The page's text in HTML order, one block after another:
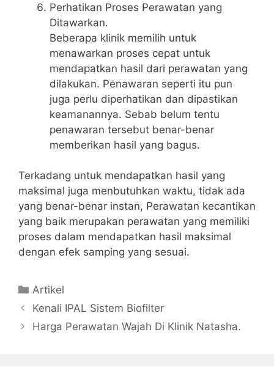
Perhatikan Proses Perawatan yang
Ditawarkan.
Beberapa klinik memilih untuk
menawarkan proses cepat untuk
mendapatkan hasil dari perawatan yang
dilakukan. Penawaran seperti itu pun
juga perlu diperhatikan dan dipastikan
keamanannya. Sebab belum tentu
penawaran tersebut benar-benar
memberikan hasil yang bagus.
Terkadang untuk mendapatkan hasil yang
maksimal juga menbutuhkan waktu, tidak ada
yang benar-benar instan, Perawatan kecantikan
yang baik merupakan perawatan yang memiliki
proses dalam mendapatkan hasil maksimal
dengan efek samping yang sesuai.
Artikel
Kenali IPAL Sistem Biofilter
Harga Perawatan Wajah Di Klinik Natasha.